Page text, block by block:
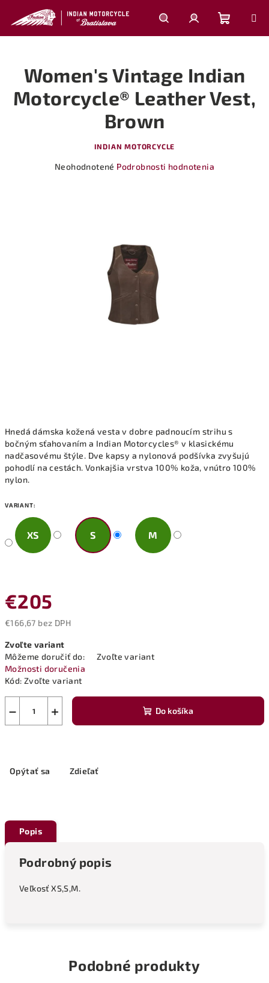
obsah
HľadaťPrihlásenie
košík
Hnedá dámska kožená vesta v dobre padnoucím strihu s
bočným sťahovaním a Indian Motorcycles® v klasickému
nadčasovému štýle. Dve kapsy a nylonová podšívka zvyšujú
pohodlí na cestách. Vonkajšia vrstva 100% koža, vnútro 100%
nylon.
VARIANT:
XS S M
€205
€166,67 bez DPH
cena:
Zvoľte variant
Môžeme doručiť do:
Zvoľte variant
Možnosti doručenia
Kód: Zvoľte variant
+
− Do košíka
Opýtať sa Zdieľať
Women's Vintage Indian
Motorcycle® Leather Vest,
Brown
INDIAN MOTORCYCLE
Priemerné
Neohodnotené Podrobnosti hodnotenia
Popis
Podrobný popis
Veľkosť XS,S,M.
Podobné produkty